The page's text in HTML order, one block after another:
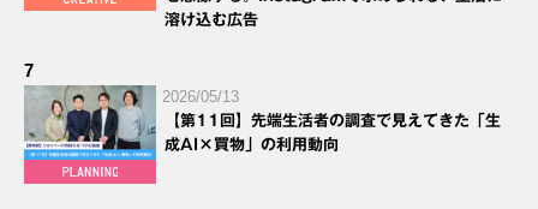
溶け込む広告
7
2026/05/13
【第11回】先端生活者の調査で見えてきた「生
成AI×買物」の利用動向